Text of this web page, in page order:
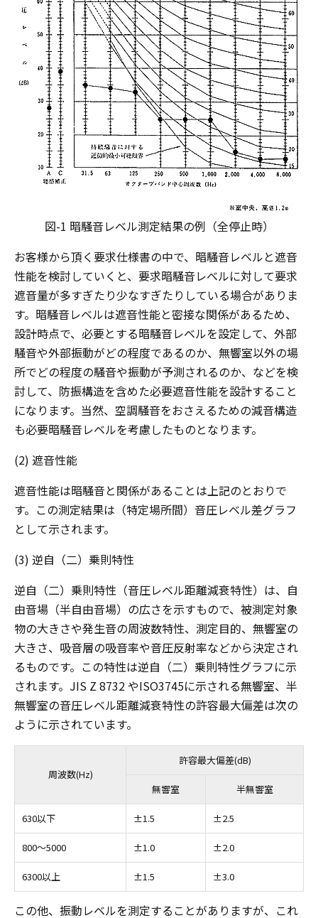
図-1 暗騒音レベル測定結果の例（全停止時）
お客様から頂く要求仕様書の中で、暗騒音レベルと遮音
性能を検討していくと、要求暗騒音レベルに対して要求
遮音量が多すぎたり少なすぎたりしている場合がありま
す。暗騒音レベルは遮音性能と密接な関係があるため、
設計時点で、必要とする暗騒音レベルを設定して、外部
騒音や外部振動がどの程度であるのか、無響室以外の場
所でどの程度の騒音や振動が予測されるのか、などを検
討して、防振構造を含めた必要遮音性能を設計すること
になります。当然、空調騒音をおさえるための減音構造
も必要暗騒音レベルを考慮したものとなります。
(2) 遮音性能
遮音性能は暗騒音と関係があることは上記のとおりで
す。この測定結果は（特定場所間）音圧レベル差グラフ
として示されます。
(3) 逆自（二）乗則特性
逆自（二）乗則特性（音圧レベル距離減衰特性）は、自
由音場（半自由音場）の広さを示すもので、被測定対象
物の大きさや発生音の周波数特性、測定目的、無響室の
大きさ、吸音層の吸音率や音圧反射率などから決定され
るものです。この特性は逆自（二）乗則特性グラフに示
されます。JIS Z 8732 やISO3745に示される無響室、半
無響室の音圧レベル距離減衰特性の許容最大偏差は次の
ように示されています。
周波数(Hz)
許容最大偏差(dB)
無響室 半無響室
630以下 ±1.5 ±2.5
800～5000 ±1.0 ±2.0
6300以上 ±1.5 ±3.0
この他、振動レベルを測定することがありますが、これ